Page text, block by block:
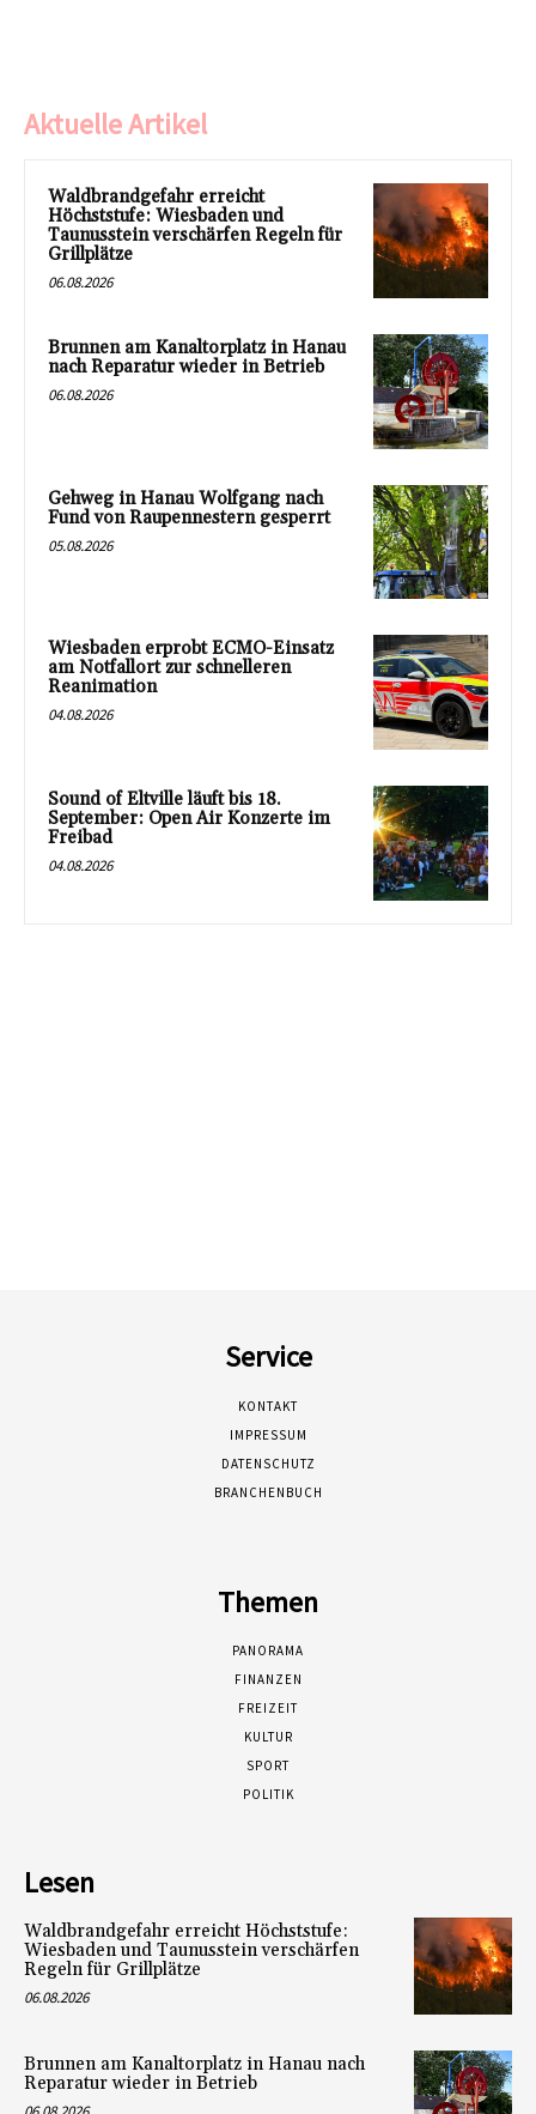
Aktuelle Artikel
Waldbrandgefahr erreicht
Höchststufe: Wiesbaden und
Taunusstein verschärfen Regeln für
Grillplätze
06.08.2026
Brunnen am Kanaltorplatz in Hanau
nach Reparatur wieder in Betrieb
06.08.2026
Gehweg in Hanau Wolfgang nach
Fund von Raupennestern gesperrt
05.08.2026
Wiesbaden erprobt ECMO-Einsatz
am Notfallort zur schnelleren
Reanimation
04.08.2026
Sound of Eltville läuft bis 18.
September: Open Air Konzerte im
Freibad
04.08.2026
Service
KONTAKT
IMPRESSUM
DATENSCHUTZ
BRANCHENBUCH
Themen
PANORAMA
FINANZEN
FREIZEIT
KULTUR
SPORT
POLITIK
Lesen
Waldbrandgefahr erreicht Höchststufe:
Wiesbaden und Taunusstein verschärfen
Regeln für Grillplätze
06.08.2026
Brunnen am Kanaltorplatz in Hanau nach
Reparatur wieder in Betrieb